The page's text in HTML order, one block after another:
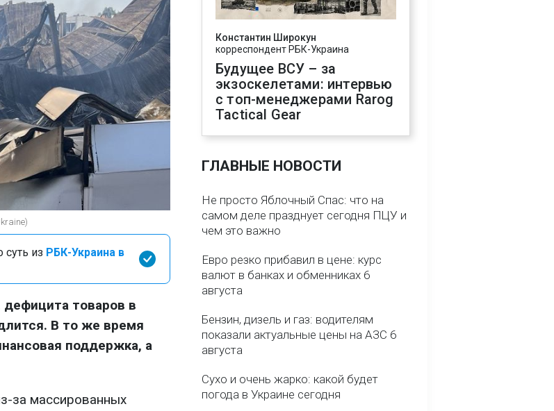
из РБК-Украина в
товаров в
В то же время
поддержка, а
за массированных
Константин Широкун
корреспондент РБК-Украина
Будущее ВСУ – за
экзоскелетами: интервью
с топ-менеджерами Rarog
Tactical Gear
ГЛАВНЫЕ НОВОСТИ
Не просто Яблочный Спас: что на
самом деле празднует сегодня ПЦУ и
чем это важно
Евро резко прибавил в цене: курс
валют в банках и обменниках 6
августа
Бензин, дизель и газ: водителям
показали актуальные цены на АЗС 6
августа
Сухо и очень жарко: какой будет
погода в Украине сегодня